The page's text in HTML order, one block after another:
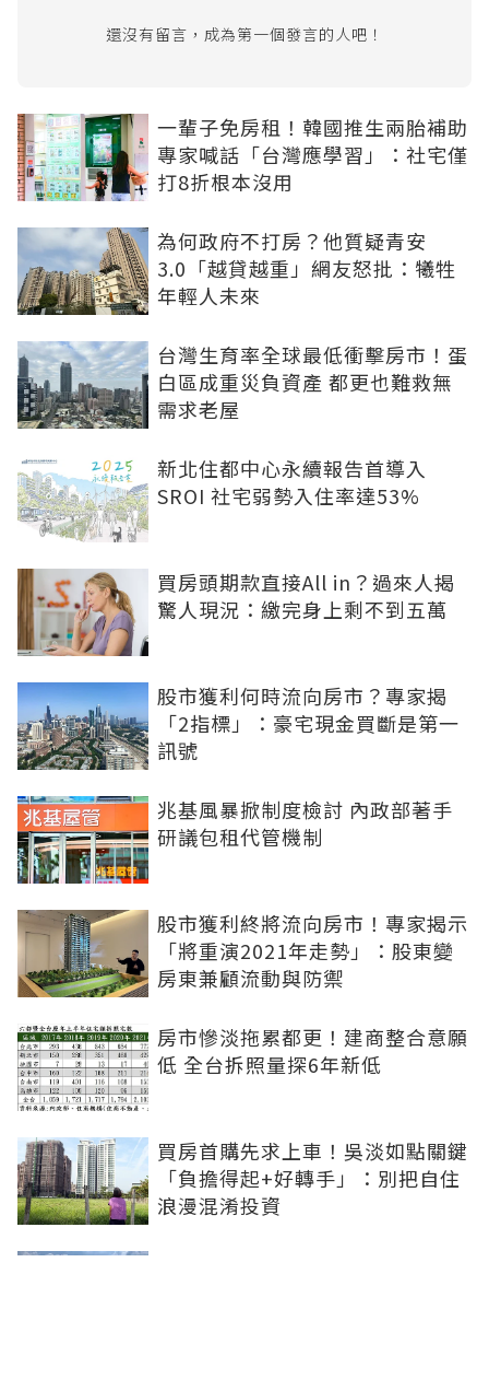
還沒有留言，成為第一個發言的人吧！
一輩子免房租！韓國推生兩胎補助
專家喊話「台灣應學習」：社宅僅
打8折根本沒用
為何政府不打房？他質疑青安
3.0「越貸越重」網友怒批：犧牲
年輕人未來
台灣生育率全球最低衝擊房市！蛋
白區成重災負資產 都更也難救無
需求老屋
新北住都中心永續報告首導入
SROI 社宅弱勢入住率達53%
買房頭期款直接All in？過來人揭
驚人現況：繳完身上剩不到五萬
股市獲利何時流向房市？專家揭
「2指標」：豪宅現金買斷是第一
訊號
兆基風暴掀制度檢討 內政部著手
研議包租代管機制
股市獲利終將流向房市！專家揭示
「將重演2021年走勢」：股東變
房東兼顧流動與防禦
房市慘淡拖累都更！建商整合意願
低 全台拆照量探6年新低
買房首購先求上車！吳淡如點關鍵
「負擔得起+好轉手」：別把自住
浪漫混淆投資